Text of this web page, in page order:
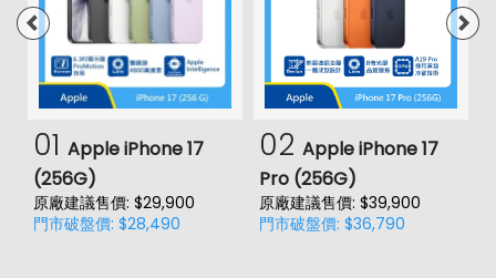
01 Apple iPhone 17
(256G)
原廠建議售價: $29,900
門市破盤價: $28,490
02 Apple iPhone 17
Pro (256G)
原廠建議售價: $39,900
門市破盤價: $36,790